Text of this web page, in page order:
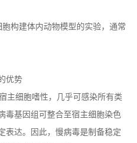
构建体内动物模型的实验，通常
优势
主细胞嗜性，几乎可感染所有类
毒基因组可整合至宿主细胞染色
表达。因此，慢病毒是制备稳定